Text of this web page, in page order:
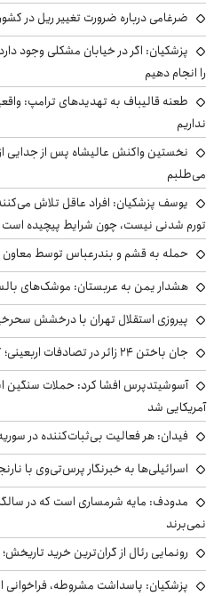
ضرغامی درباره ضرورت تغییر ریل در
پزشکیان: اگر در خیابان مشکلی وجود
را انجام دهیم
طعنه قالیباف به تهدیدهای ترامپ:
نداریم
نخستین واکنش عالیشاه پس از جدایی
می‌طلبم
یوسف پزشکیان: افراد عاقل تلاش
تورم شدنی نیست، چون شرایط پیچیده است
حمله به قشم و بندرعباس توسط معاون
هشدار یمن به عربستان: موشک‌های
پیروزی استقلال تهران با درخشش
جان باختن ۲۴ زائر در تصادفات اربعینی؛ ۶۷ میلیون تردد ثبت شد
آمریکایی شد
فیدان: هر فعالیت بی‌ثبات‌کننده در
اسرائیلی‌ها به خبرنگار پرس‌تی‌وی با
مدودف: مایه شرمساری است که در سالگرد
نمی‌برند
رونمایی رئال از گران‌ترین خرید
پزشکیان: پاسداشت مشروطه،